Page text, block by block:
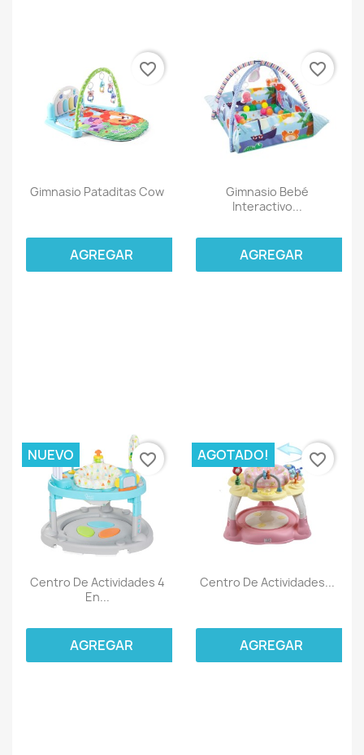
Gimnasio Pataditas Cow
AGREGAR
favorite_border
Gimnasio Bebé
Interactivo...
AGREGAR
favorite_border
Centro De Actividades 4
En...
NUEVO
AGREGAR
favorite_border
Centro De Actividades...
AGOTADO!
AGREGAR
favorite_border